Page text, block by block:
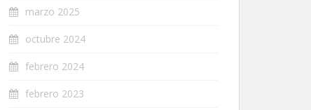
marzo 2025
octubre 2024
febrero 2024
febrero 2023